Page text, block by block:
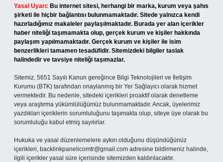
Yasal Uyarı: Bu internet sitesi, herhangi bir marka, kurum veya şahıs
şirketi ile hiçbir bağlantısı bulunmamaktadır. Sitede yalnızca kendi
hazırladığımız makaleler paylaşılmaktadır. Burada yer alan içerikler
haber niteliği taşımamakta olup, gerçek kurum ve kişiler hakkında
paylaşım yapılmamaktadır. Gerçek kurum ve kişiler ile isim
benzerlikleri tamamen tesadüfidir. Sitemizdeki bilgiler taslak
halindedir ve tavsiye niteliği taşımazlar.
Sitemiz, 5651 Sayılı Kanun gereğince Bilgi Teknolojileri ve İletişim
Kurumu (BTK) tarafından onaylanmış bir Yer Sağlayıcı olarak hizmet
vermektedir. Bu nedenle, sitedeki içerikleri proaktif olarak denetleme
veya araştırma yükümlülüğümüz bulunmamaktadır. Ancak, üyelerimiz
yazdıkları içeriklerin sorumluluğunu taşımakta olup, siteye üye olarak bu
sorumluluğu kabul etmiş sayılırlar.
Hukuka ve yasal düzenlemelere aykırı olduğunu düşündüğünüz
içerikleri, backlinkpanelicomtr@gmail.com adresine bildirmeniz halinde,
ilgili içerikler yasal süre içerisinde sitemizden kaldırılacaktır.